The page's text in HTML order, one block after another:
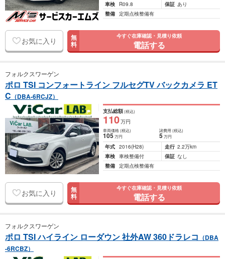
車検
R09.8 保証 あり
整備 定期点検整備有
お気に入り 無
料
今すぐ在庫確認・見積り依頼
電話する
フォルクスワーゲン
ポロ TSI コンフォートライン フルセグTV バックカメラ ET
C （DBA-6RCJZ）
支払総額(税込)
110万円
車両価格(税込)
105万円
諸費用 (税込)
5 万円
年式 2016(H28) 走行 2.2万km
車検 車検整備付 保証 なし
整備 定期点検整備有
お気に入り 無
料
今すぐ在庫確認・見積り依頼
電話する
フォルクスワーゲン
ポロ TSI ハイライン ローダウン 社外AW 360ドラレコ （DBA
-6RCBZ）